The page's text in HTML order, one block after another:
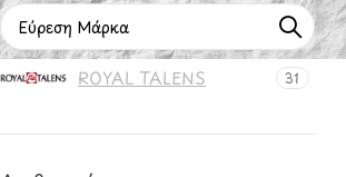
ROYAL TALENS 31